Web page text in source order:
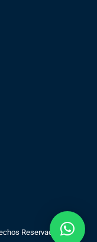
Reservados